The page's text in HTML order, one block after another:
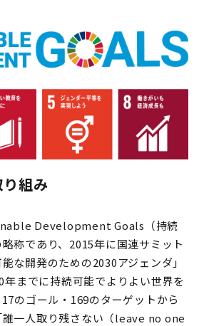
組み
Development Goals（持続
称であり、2015年に国連サミット
な開発のための2030アジェンダ」
までに持続可能でよりよい世界を
のゴール・169のターゲットから
一人取り残さない（leave no one